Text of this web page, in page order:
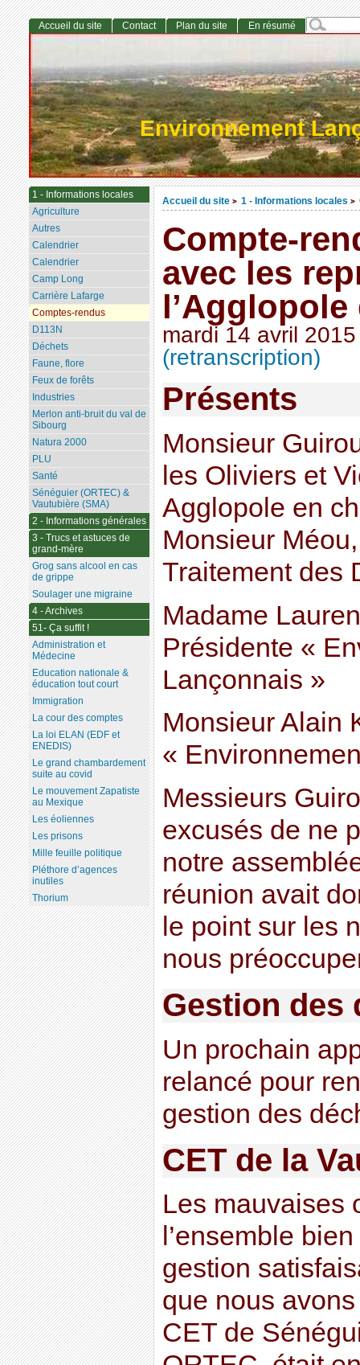
Environnement
Accueil du site > 1 - Informations locales >
Compte-
avec les
l’Agglopole
mardi 14 avril 2015
(retranscription)
Présents
Monsieur
les Oliviers et
Agglopole en
Monsieur
Traitement des
Madame
Présidente «
Lançonnais »
Monsieur Alain
«
Messieurs
excusés de ne
notre
réunion avait
le point sur les
nous
Gestion des
Un prochain
relancé pour
gestion des
CET de la
Les mauvaises
l’ensemble
gestion
que nous
CET de
Accueil du site Contact Plan du site En résumé
1 - Informations locales
Agriculture
Autres
Calendrier
Calendrier
Camp Long
Carrière Lafarge
Comptes-rendus
D113N
Déchets
Faune, flore
Feux de forêts
Industries
Merlon anti-bruit du val de
Sibourg
Natura 2000
PLU
Santé
Sénéguier (ORTEC) &
Vautubière (SMA)
2 - Informations générales
3 - Trucs et astuces de
grand-mère
Grog sans alcool en cas
de grippe
Soulager une migraine
4 - Archives
51- Ça suffit !
Administration et
Médecine
Education nationale &
éducation tout court
Immigration
La cour des comptes
La loi ELAN (EDF et
ENEDIS)
Le grand chambardement
suite au covid
Le mouvement Zapatiste
au Mexique
Les éoliennes
Les prisons
Mille feuille politique
Pléthore d’agences
inutiles
Thorium